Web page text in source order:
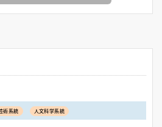
術系統 人文科学系統